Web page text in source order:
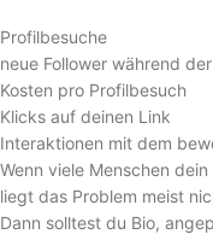
Profilbesuche
neue Follower während
Kosten pro Profilbesuch
Klicks auf deinen Link
Interaktionen mit dem
Wenn viele Menschen
liegt das Problem meist
Dann solltest du Bio,